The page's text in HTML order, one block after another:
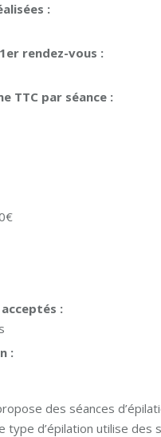
:
rendez-vous :
TTC par séance :
:
:
des séances
type d’épilation utilise